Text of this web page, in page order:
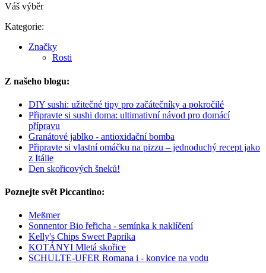
Váš výběr
Kategorie:
Značky
Rosti
Z našeho blogu:
DIY sushi: užitečné tipy pro začátečníky a pokročilé
Připravte si sushi doma: ultimativní návod pro domácí
přípravu
Granátové jablko - antioxidační bomba
Připravte si vlastní omáčku na pizzu – jednoduchý recept jako
z Itálie
Den skořicových šneků!
Poznejte svět Piccantino:
Meßmer
Sonnentor Bio řeřicha - semínka k naklíčení
Kelly's Chips Sweet Paprika
KOTÁNYI Mletá skořice
SCHULTE-UFER Romana i - konvice na vodu